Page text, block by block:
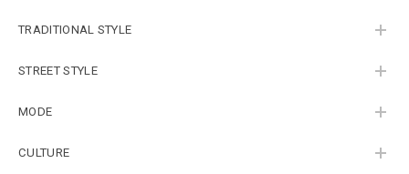
TRADITIONAL STYLE
STREET STYLE
MODE
CULTURE